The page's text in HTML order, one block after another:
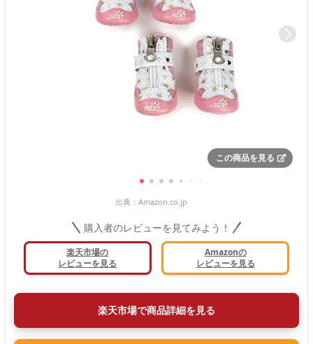
この商品を見る
出典： Amazon.co.jp
購入者のレビューを見てみよう！
楽天市場の
レビューを見る
Amazonの
レビューを見る
楽天市場で商品詳細を見る